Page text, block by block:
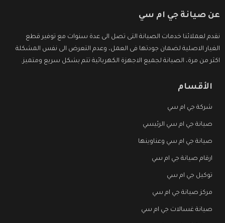
عن صيانة جي ام سي
نقدم لعملائنا خدمات الصيانة التى تصل الى عدة سنوات مع توفير قطع
الغيار الاصلية لضمان جودتها فى العمل، وعدم التعرض الى نفس المشكلة
اكثر من مرة، الصيانة لجميع الاجهزة الكهربائية تتم بشكل سريع ومتميز.
الأقسام
شركة جي ام سي
صيانة جي ام سي الرئيسي
صيانة جي ام سي وعناوينها
ارقام صيانة جي ام سي
توكيل جي ام سي
مركز صيانة جي ام سي
صيانة غسالات جي ام سي